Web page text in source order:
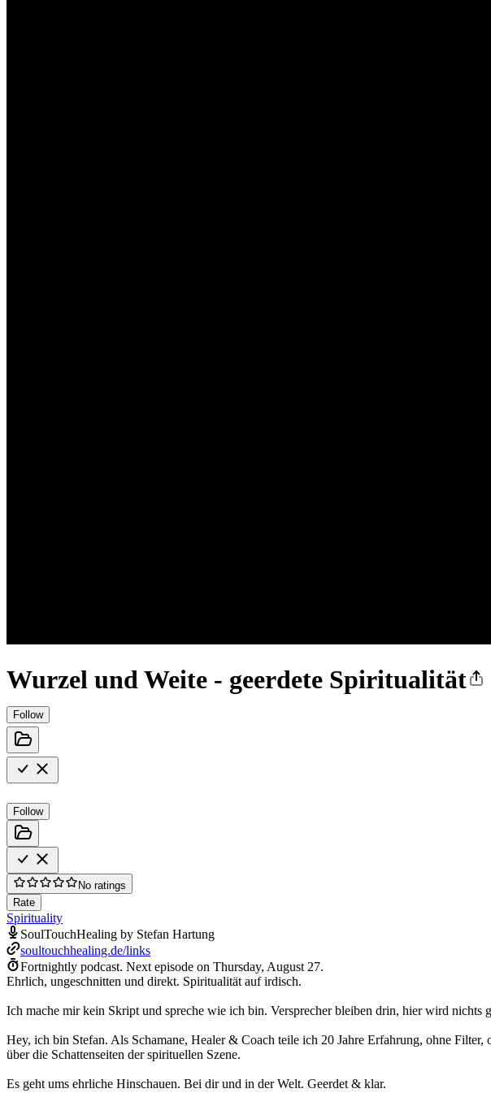
Wurzel und Weite - geerdete Spiritualität
Follow
Follow
No ratings
Rate
Spirituality
SoulTouchHealing by Stefan Hartung
soultouchhealing.de/links
Fortnightly podcast. Next episode on Thursday, August 27.
Ehrlich, ungeschnitten und direkt. Spiritualität auf irdisch.
Ich mache mir kein Skript und spreche wie ich bin. Versprecher bleiben drin, hier wird nichts
Hey, ich bin Stefan. Als Schamane, Healer & Coach teile ich 20 Jahre Erfahrung, ohne
über die Schattenseiten der spirituellen Szene.
Es geht ums ehrliche Hinschauen. Bei dir und in der Welt. Geerdet & klar.